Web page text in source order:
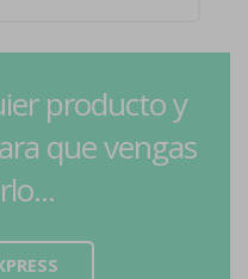
producto y
que vengas